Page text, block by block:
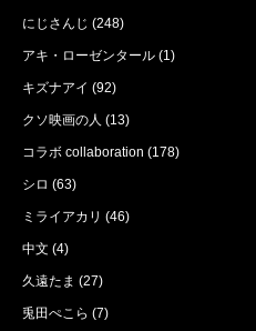
にじさんじ (248)
アキ・ローゼンタール (1)
キズナアイ (92)
クソ映画の人 (13)
コラボ collaboration (178)
シロ (63)
ミライアカリ (46)
中文 (4)
久遠たま (27)
兎田ぺこら (7)